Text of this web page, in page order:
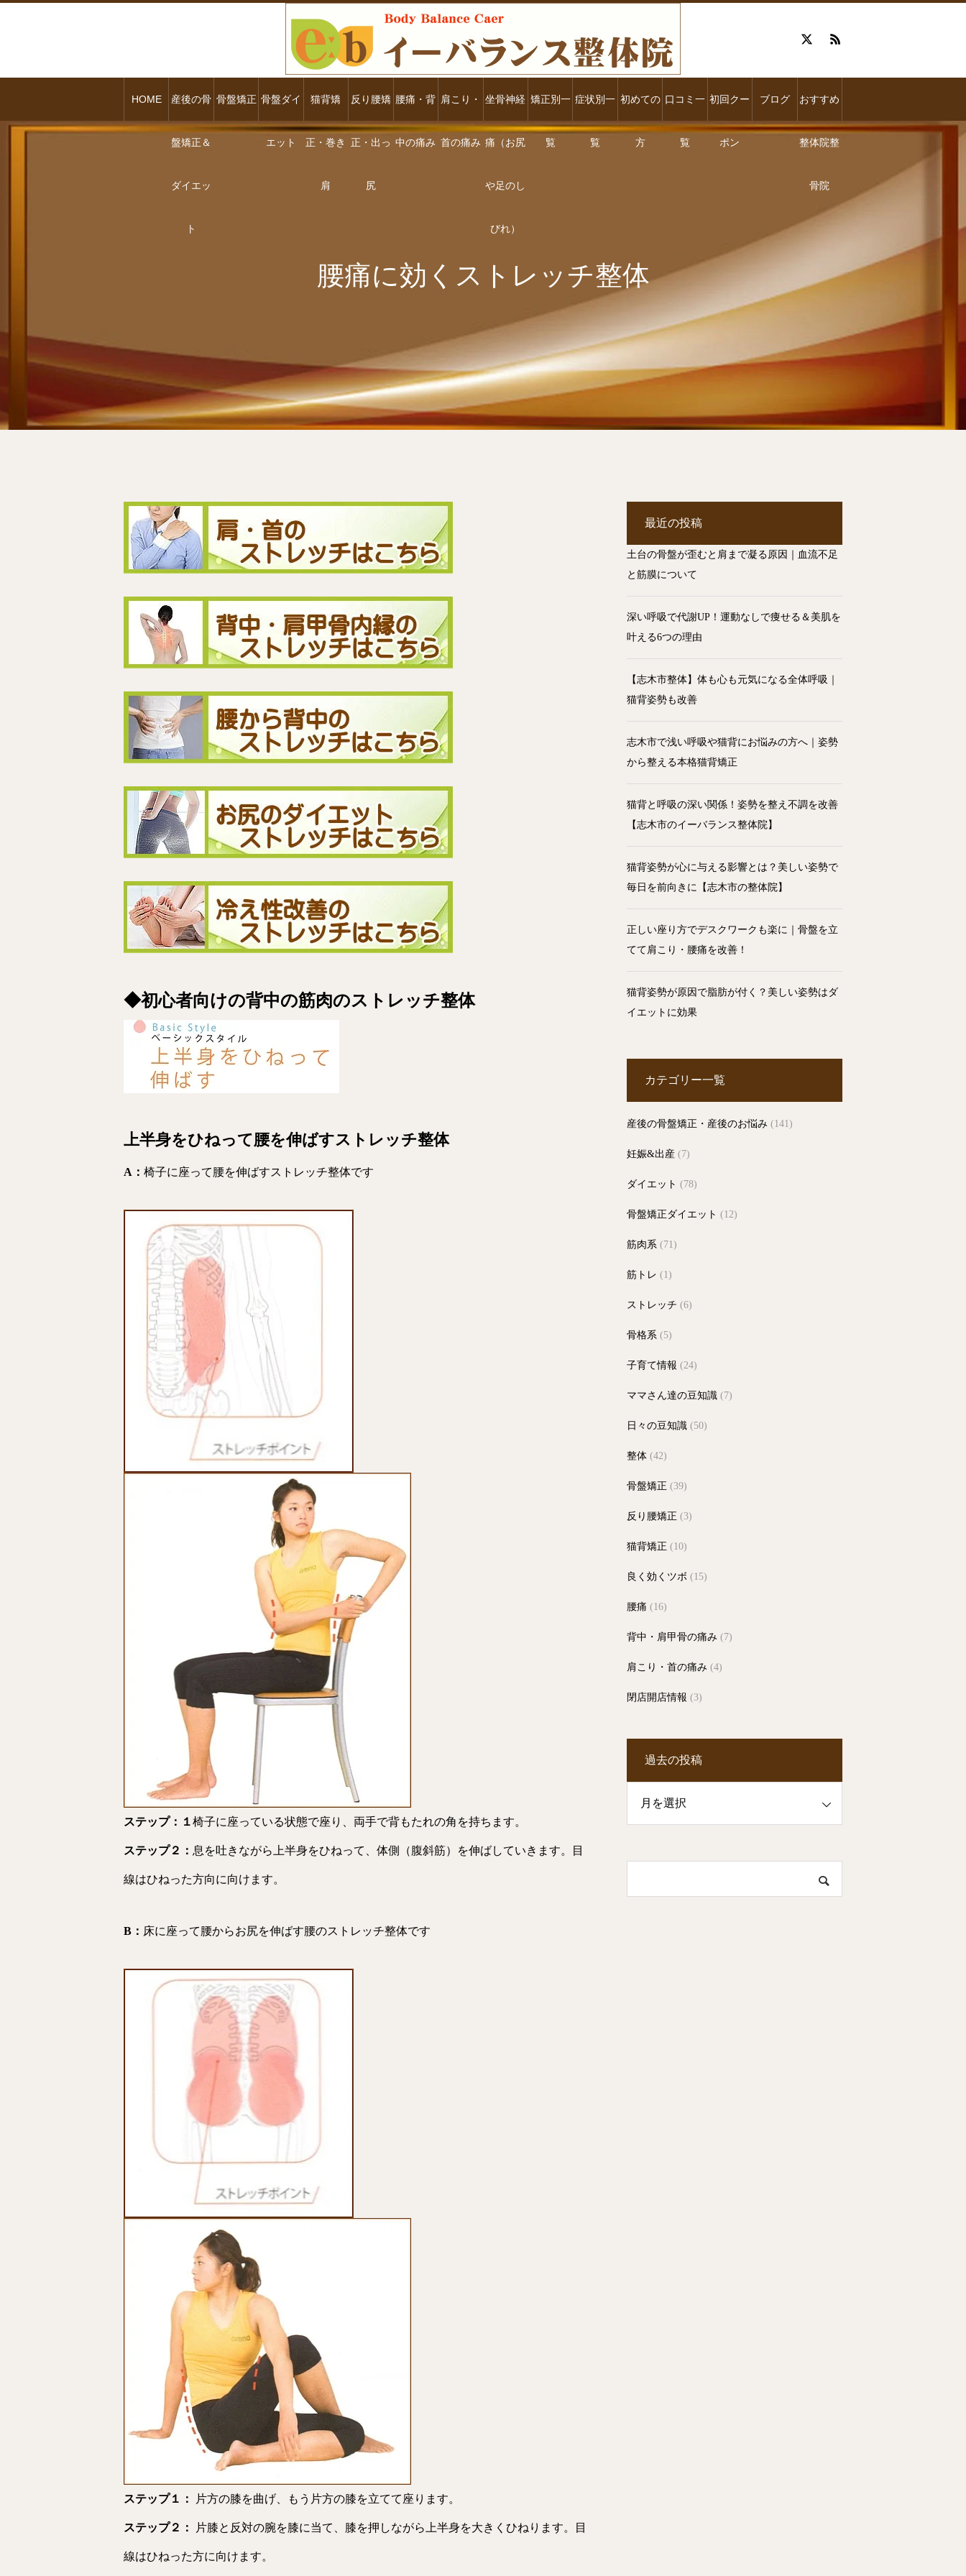
HOME 産後の骨
盤矯正＆
ダイエッ
ト
骨盤矯正 骨盤ダイ
エット
猫背矯
正・巻き
肩
反り腰矯
正・出っ
尻
腰痛・背
中の痛み
肩こり・
首の痛み
坐骨神経
痛（お尻
や足のし
びれ）
矯正別一
覧
症状別一
覧
初めての
方
口コミ一
覧
初回クー
ポン
ブログ おすすめ
整体院整
骨院
腰痛に効くストレッチ整体
◆初心者向けの背中の筋肉のストレッチ整体
上半身をひねって腰を伸ばすストレッチ整体
A： 椅子に座って腰を伸ばすストレッチ整体です
ステップ：１椅子に座っている状態で座り、両手で背もたれの角を持ちます。
ステップ２： 息を吐きながら上半身をひねって、体側（腹斜筋）を伸ばしていきます。目
線はひねった方向に向けます。
B： 床に座って腰からお尻を伸ばす腰のストレッチ整体です
ステップ１： 片方の膝を曲げ、もう片方の膝を立てて座ります。
ステップ２： 片膝と反対の腕を膝に当て、膝を押しながら上半身を大きくひねります。目
線はひねった方に向けます。
最近の投稿
土台の骨盤が歪むと肩まで凝る原因｜血流不足
と筋膜について
深い呼吸で代謝UP！運動なしで痩せる＆美肌を
叶える6つの理由
【志木市整体】体も心も元気になる全体呼吸｜
猫背姿勢も改善
志木市で浅い呼吸や猫背にお悩みの方へ｜姿勢
から整える本格猫背矯正
猫背と呼吸の深い関係！姿勢を整え不調を改善
【志木市のイーバランス整体院】
猫背姿勢が心に与える影響とは？美しい姿勢で
毎日を前向きに【志木市の整体院】
正しい座り方でデスクワークも楽に｜骨盤を立
てて肩こり・腰痛を改善！
猫背姿勢が原因で脂肪が付く？美しい姿勢はダ
イエットに効果
カテゴリー一覧
産後の骨盤矯正・産後のお悩み (141)
妊娠&出産 (7)
ダイエット (78)
骨盤矯正ダイエット (12)
筋肉系 (71)
筋トレ (1)
ストレッチ (6)
骨格系 (5)
子育て情報 (24)
ママさん達の豆知識 (7)
日々の豆知識 (50)
整体 (42)
骨盤矯正 (39)
反り腰矯正 (3)
猫背矯正 (10)
良く効くツボ (15)
腰痛 (16)
背中・肩甲骨の痛み (7)
肩こり・首の痛み (4)
閉店開店情報 (3)
過去の投稿